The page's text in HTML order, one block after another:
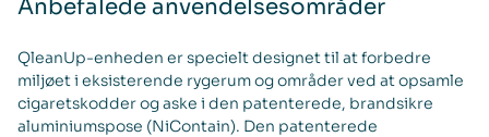
Anbefalede anvendelsesområder
QleanUp-enheden er specielt designet til at forbedre
miljøet i eksisterende rygerum og områder ved at opsamle
cigaretskodder og aske i den patenterede, brandsikre
aluminiumspose (NiContain). Den patenterede